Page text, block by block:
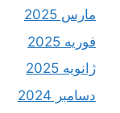
مارس 2025
فوریه 2025
ژانویه 2025
دسامبر 2024